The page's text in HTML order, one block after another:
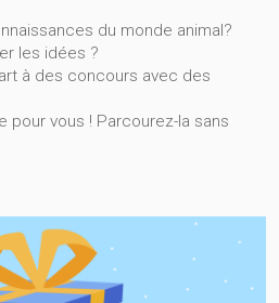
du monde animal?
les idées ?
à des concours avec des
pour vous ! Parcourez-la sans